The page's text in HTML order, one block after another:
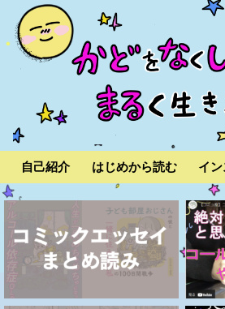
自己紹介 はじめから読む イン